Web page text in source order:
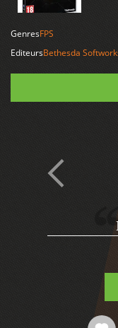
GenresFPS
EditeursBethesda